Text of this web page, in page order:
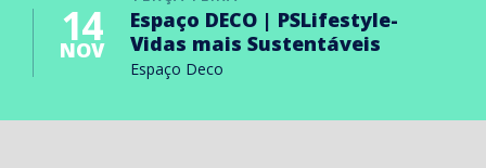
14
NOV
Espaço DECO | PSLifestyle-
Vidas mais Sustentáveis
Espaço Deco